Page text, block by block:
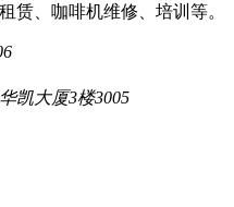
赁、咖啡机维修、培训等。
凯大厦3楼3005